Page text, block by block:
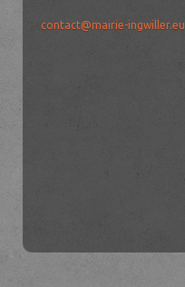
contact@mairie-ingwiller.eu